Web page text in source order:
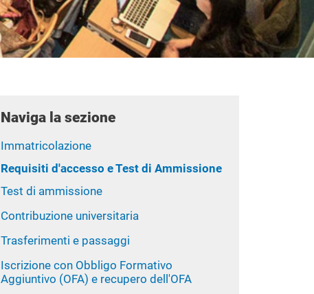
Naviga la sezione
Immatricolazione
Requisiti d'accesso e Test di Ammissione
Test di ammissione
Contribuzione universitaria
Trasferimenti e passaggi
Iscrizione con Obbligo Formativo
Aggiuntivo (OFA) e recupero dell'OFA